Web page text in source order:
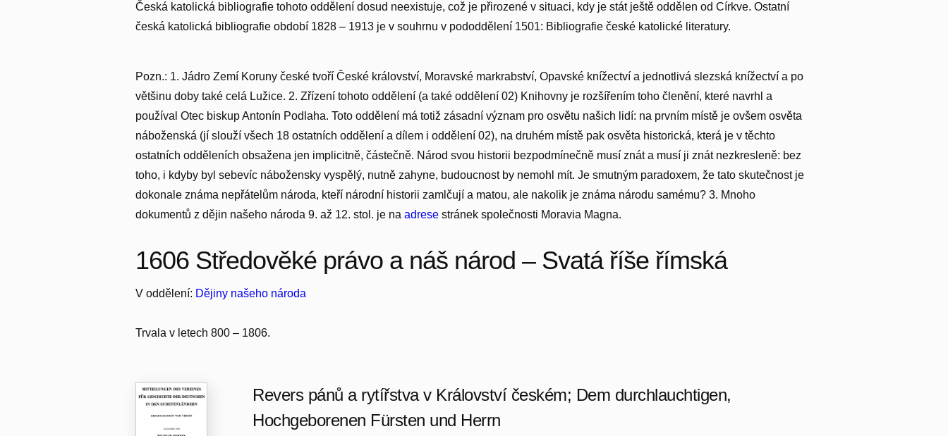
Česká katolická bibliografie tohoto oddělení dosud neexistuje, což je přirozené v situaci, kdy je stát ještě oddělen od Církve. Ostatní
česká katolická bibliografie období 1828 – 1913 je v souhrnu v pododdělení 1501: Bibliografie české katolické literatury.
Pozn.: 1. Jádro Zemí Koruny české tvoří České království, Moravské markrabství, Opavské knížectví a jednotlivá slezská knížectví a po
většinu doby také celá Lužice. 2. Zřízení tohoto oddělení (a také oddělení 02) Knihovny je rozšířením toho členění, které navrhl a
používal Otec biskup Antonín Podlaha. Toto oddělení má totiž zásadní význam pro osvětu našich lidí: na prvním místě je ovšem osvěta
náboženská (jí slouží všech 18 ostatních oddělení a dílem i oddělení 02), na druhém místě pak osvěta historická, která je v těchto
ostatních odděleních obsažena jen implicitně, částečně. Národ svou historii bezpodmínečně musí znát a musí ji znát nezkresleně: bez
toho, i kdyby byl sebevíc nábožensky vyspělý, nutně zahyne, budoucnost by nemohl mít. Je smutným paradoxem, že tato skutečnost je
dokonale známa nepřátelům národa, kteří národní historii zamlčují a matou, ale nakolik je známa národu samému? 3. Mnoho
dokumentů z dějin našeho národa 9. až 12. stol. je na adrese stránek společnosti Moravia Magna.
1606 Středověké právo a náš národ – Svatá říše římská
V oddělení: Dějiny našeho národa
Trvala v letech 800 – 1806.
Revers pánů a rytířstva v Království českém; Dem durchlauchtigen,
Hochgeborenen Fürsten und Herrn